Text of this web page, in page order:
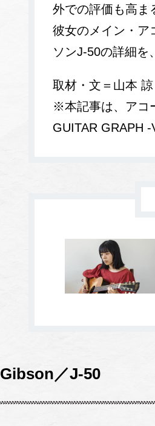
外での評価も高ま
彼女のメイン・ア
ソンJ-50の詳細を
取材・文＝山本
※本記事は、アコ
GUITAR GRAPH -
Gibson／J-50